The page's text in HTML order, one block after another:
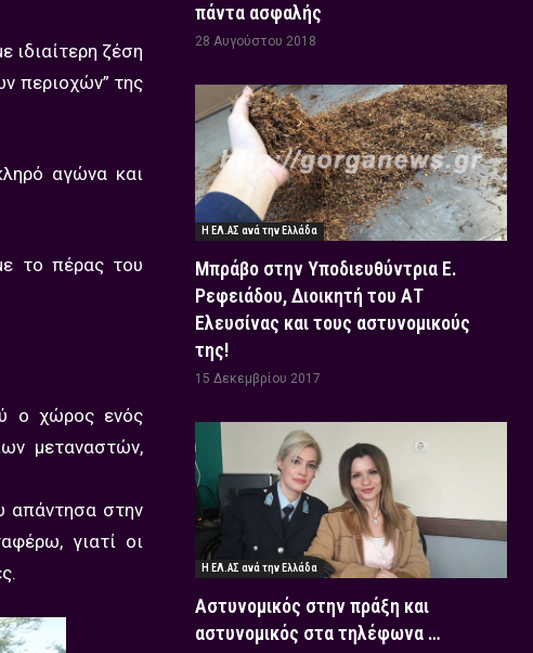
ιδιαίτερη ζέση
περιοχών” της
αγώνα και
το πέρας του
ο χώρος ενός
μεταναστών,
απάντησα στην
γιατί οι
πάντα ασφαλής
28 Αυγούστου 2018
Η ΕΛ.ΑΣ ανά την Ελλάδα
Μπράβο στην Υποδιευθύντρια Ε.
Ρεφειάδου, Διοικητή του ΑΤ
Ελευσίνας και τους αστυνομικούς
της!
15 Δεκεμβρίου 2017
Η ΕΛ.ΑΣ ανά την Ελλάδα
Αστυνομικός στην πράξη και
αστυνομικός στα τηλέφωνα …